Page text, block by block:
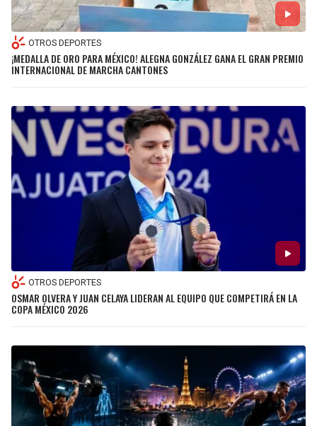
OTROS DEPORTES
¡MEDALLA DE ORO PARA MÉXICO! ALEGNA GONZÁLEZ GANA EL GRAN PREMIO
INTERNACIONAL DE MARCHA CANTONES
OTROS DEPORTES
OSMAR OLVERA Y JUAN CELAYA LIDERAN AL EQUIPO QUE COMPETIRÁ EN LA
COPA MÉXICO 2026